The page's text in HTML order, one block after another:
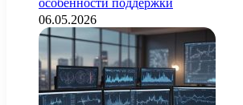
06.05.2026